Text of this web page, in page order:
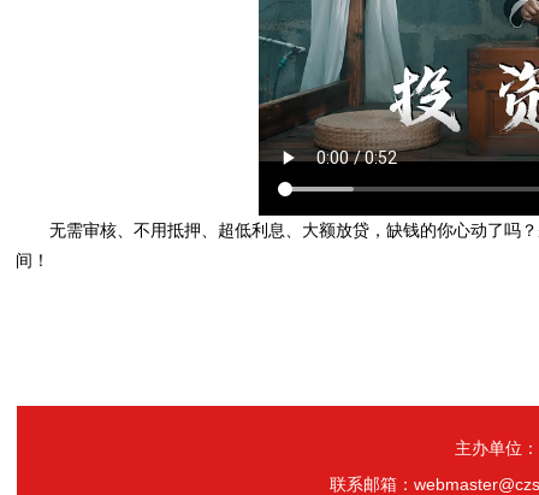
无需审核、不用抵押、超低利息、大额放贷，缺钱的你心动了吗
间！
主办单位
联系邮箱：